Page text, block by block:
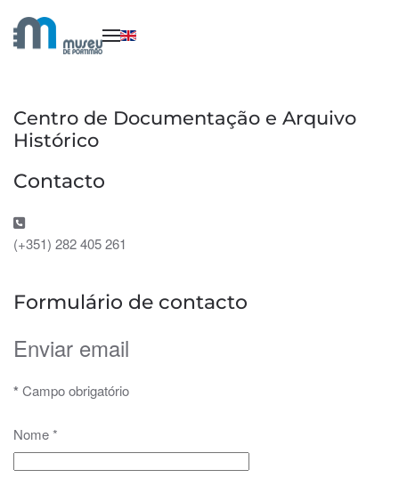
Saltar para o conteúdo principal
Centro de Documentação e Arquivo
Histórico
Contacto
Telefone:
(+351) 282 405 261
Formulário de contacto
Enviar email
* Campo obrigatório
Nome*